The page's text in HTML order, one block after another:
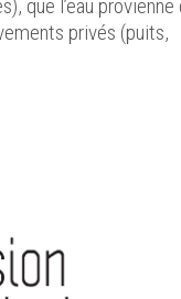
que l’eau provienne
privés (puits,